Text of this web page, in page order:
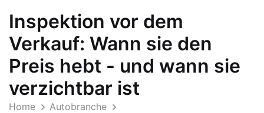
Inspektion vor dem
Verkauf: Wann sie den
Preis hebt - und wann sie
verzichtbar ist
Home
Autobranche